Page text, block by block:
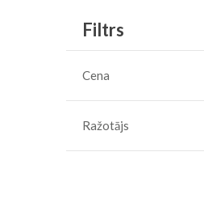
Filtrs
Cena
Ražotājs